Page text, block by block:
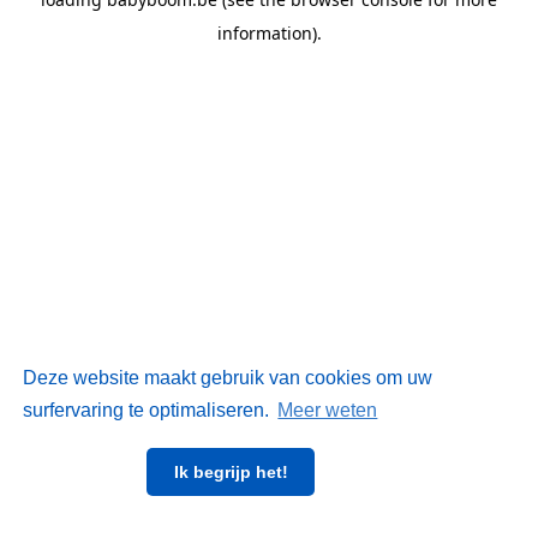
Deze website maakt gebruik van cookies om uw
surfervaring te optimaliseren. Meer weten
Ik begrijp het!
information).